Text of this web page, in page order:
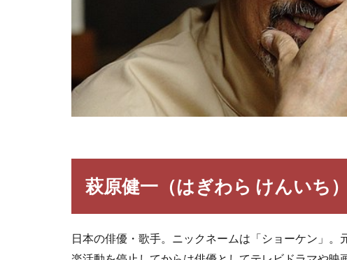
萩原健一（はぎわら けんいち）
日本の俳優・歌手。ニックネームは「ショーケン」